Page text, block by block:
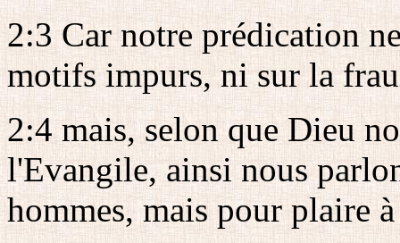
2:3 Car notre prédication
motifs impurs, ni sur la
2:4 mais, selon que Dieu
l'Evangile, ainsi nous
hommes, mais pour plaire